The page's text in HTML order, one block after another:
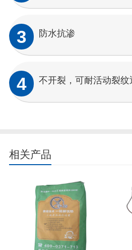
3 防水抗渗
4 不开裂，可耐活动裂纹
相关产品